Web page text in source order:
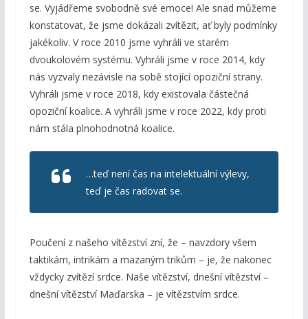
se. Vyjádřeme svobodně své emoce! Ale snad můžeme
konstatovat, že jsme dokázali zvítězit, ať byly podmínky
jakékoliv. V roce 2010 jsme vyhráli ve starém
dvoukolovém systému. Vyhráli jsme v roce 2014, kdy
nás vyzvaly nezávisle na sobě stojící opoziční strany.
Vyhráli jsme v roce 2018, kdy existovala částečná
opoziční koalice. A vyhráli jsme v roce 2022, kdy proti
nám stála plnohodnotná koalice.
…teď není čas na intelektuální výlevy,
teď je čas radovat se.
Poučení z našeho vítězství zní, že – navzdory všem
taktikám, intrikám a mazaným trikům – je, že nakonec
vždycky zvítězí srdce. Naše vítězství, dnešní vítězství –
dnešní vítězství Maďarska – je vítězstvím srdce.